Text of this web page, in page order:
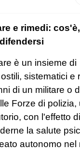
e rimedi:
è un insieme di
sistematici e
di un militare o
Forze di polizia,
con l'effetto
la salute
autonomo nel